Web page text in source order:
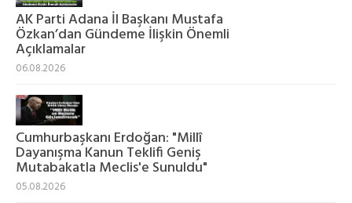
AK Parti Adana İl Başkanı Mustafa
Özkan’dan Gündeme İlişkin Önemli
Açıklamalar
06.08.2026
Cumhurbaşkanı Erdoğan: "Millî
Dayanışma Kanun Teklifi Geniş
Mutabakatla Meclis'e Sunuldu"
05.08.2026